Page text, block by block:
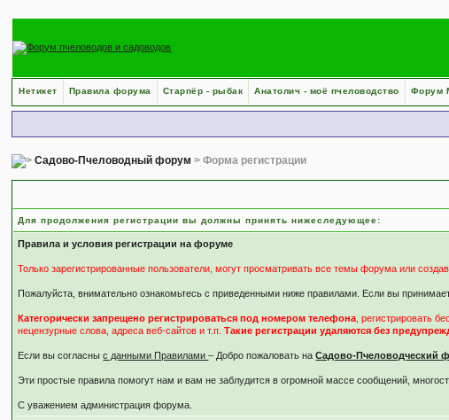
Нетикет Правила форума Старпёр - рыбак Анатолич - моё пчеловодство Форум
Садово-Пчеловодный форум > Форма регистрации
Для продолжения регистрации вы должны принять нижеследующее:
Правила и условия регистрации на форуме
Только зарегистрированные пользователи, могут просматривать все темы форума или
Пожалуйста, внимательно ознакомьтесь с приведенными ниже правилами. Если вы
Категорически запрещено регистрироваться под номером телефона , регистрировать
нецензурные слова, адреса веб-сайтов и т.п.Такие регистрации удаляются без
Если вы согласныс данными Правилами– Добро пожаловать наСадово-Пчеловодческий
Эти простые правила помогут нам и вам не заблудится в огромной массе сообщений,
С уважением администрация форума.